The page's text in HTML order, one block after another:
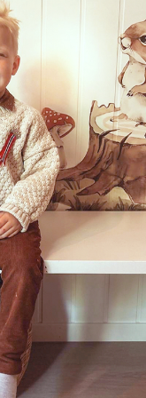
Tauchendes Mädchen
Special
Price
11,00 CHF